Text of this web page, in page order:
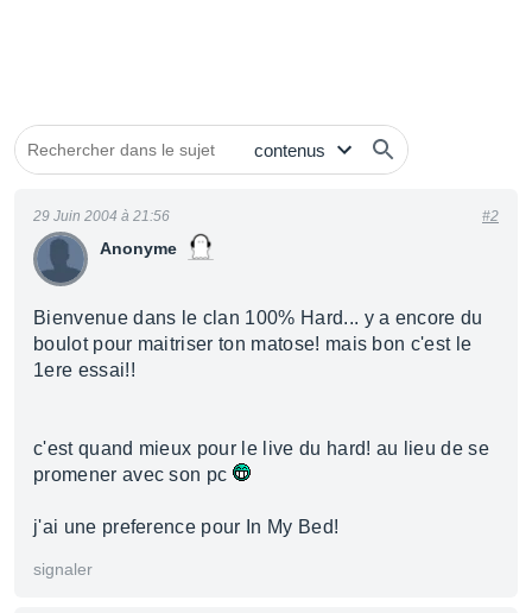
Anonyme
29 Juin 2004 à 21:56 #2
Bienvenue dans le clan 100% Hard... y a encore du
boulot pour maitriser ton matose! mais bon c'est le
1ere essai!!
c'est quand mieux pour le live du hard! au lieu de se
promener avec son pc
j'ai une preference pour In My Bed!
signaler